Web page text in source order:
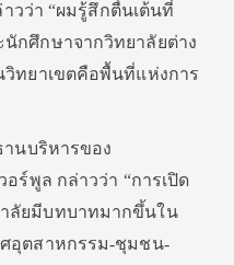
าวว่า “ผมรู้สึกตื่นเต้นที่
กศึกษาจากวิทยาลัยต่าง
ทยาเขตคือพื้นที่แห่งการ
นบริหารของ
ร์พูล กล่าวว่า “การเปิด
ลัยมีบทบาทมากขึ้นใน
อุตสาหกรรม-ชุมชน-